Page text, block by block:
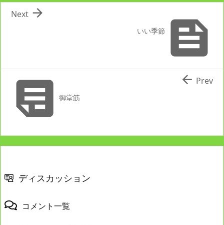

いい季節

Next
御堂筋
 Prev
ディスカッション
コメント一覧